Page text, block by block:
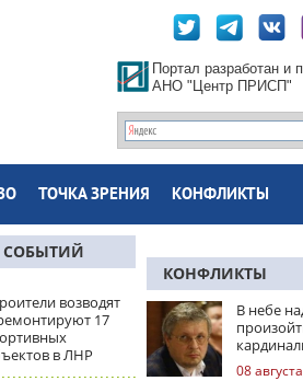
Портал разработан и
АНО "Центр ПРИСП"
ТОЧКА ЗРЕНИЯ КОНФЛИКТЫ
СОБЫТИЙ
возводят
17
в ЛНР
КОНФЛИКТЫ
В небе
правила
08